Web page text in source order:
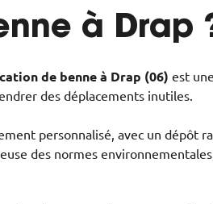
à Drap
de benne à Drap (06) est
des déplacements inutiles.
personnalisé, avec un dépôt
des normes